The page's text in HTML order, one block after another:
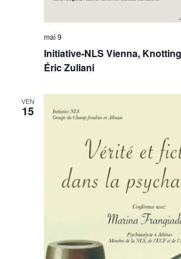
Initiative-NLS Vienna,
Éric Zuliani
mai 9
VEN
15